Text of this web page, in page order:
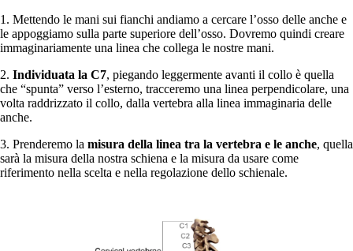
1. Mettendo le mani sui fianchi andiamo a cercare l’osso delle anche e
le appoggiamo sulla parte superiore dell’osso. Dovremo quindi creare
immaginariamente una linea che collega le nostre mani.
2. Individuata la C7, piegando leggermente avanti il collo è quella
che “spunta” verso l’esterno, tracceremo una linea perpendicolare, una
volta raddrizzato il collo, dalla vertebra alla linea immaginaria delle
anche.
3. Prenderemo la misura della linea tra la vertebra e le anche, quella
sarà la misura della nostra schiena e la misura da usare come
riferimento nella scelta e nella regolazione dello schienale.